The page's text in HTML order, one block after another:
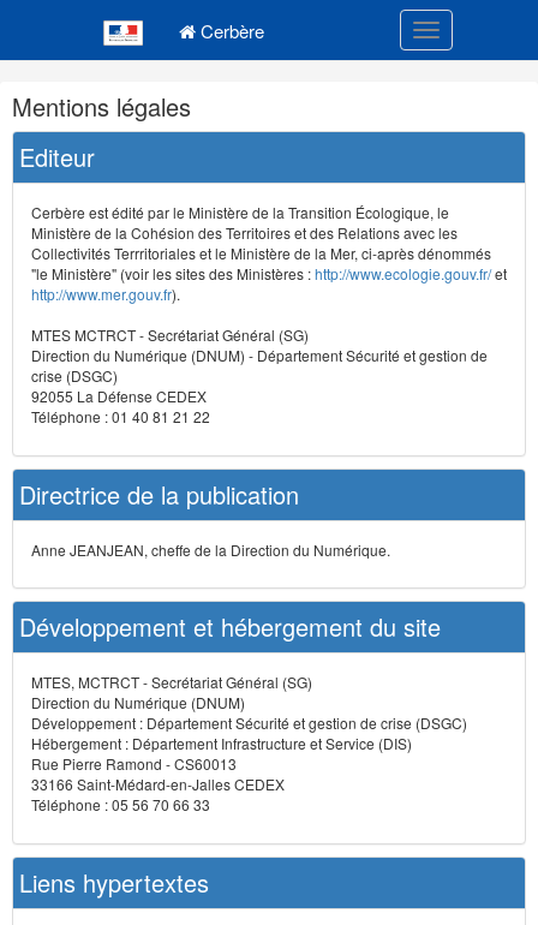
Cerbère Toggle
Navigation
et
outils
annexes
Mentions légales
Editeur
Cerbère est édité par le Ministère de la Transition Écologique, le
Ministère de la Cohésion des Territoires et des Relations avec les
Collectivités Terrritoriales et le Ministère de la Mer, ci-après dénommés
"le Ministère" (voir les sites des Ministères :http://www.ecologie.gouv.fr/et
http://www.mer.gouv.fr).
MTES MCTRCT - Secrétariat Général (SG)
Direction du Numérique (DNUM) - Département Sécurité et gestion de
crise (DSGC)
92055 La Défense CEDEX
Téléphone : 01 40 81 21 22
Directrice de la publication
Anne JEANJEAN, cheffe de la Direction du Numérique.
Développement et hébergement du site
MTES, MCTRCT - Secrétariat Général (SG)
Direction du Numérique (DNUM)
Développement : Département Sécurité et gestion de crise (DSGC)
Hébergement : Département Infrastructure et Service (DIS)
Rue Pierre Ramond - CS60013
33166 Saint-Médard-en-Jalles CEDEX
Téléphone : 05 56 70 66 33
Liens hypertextes